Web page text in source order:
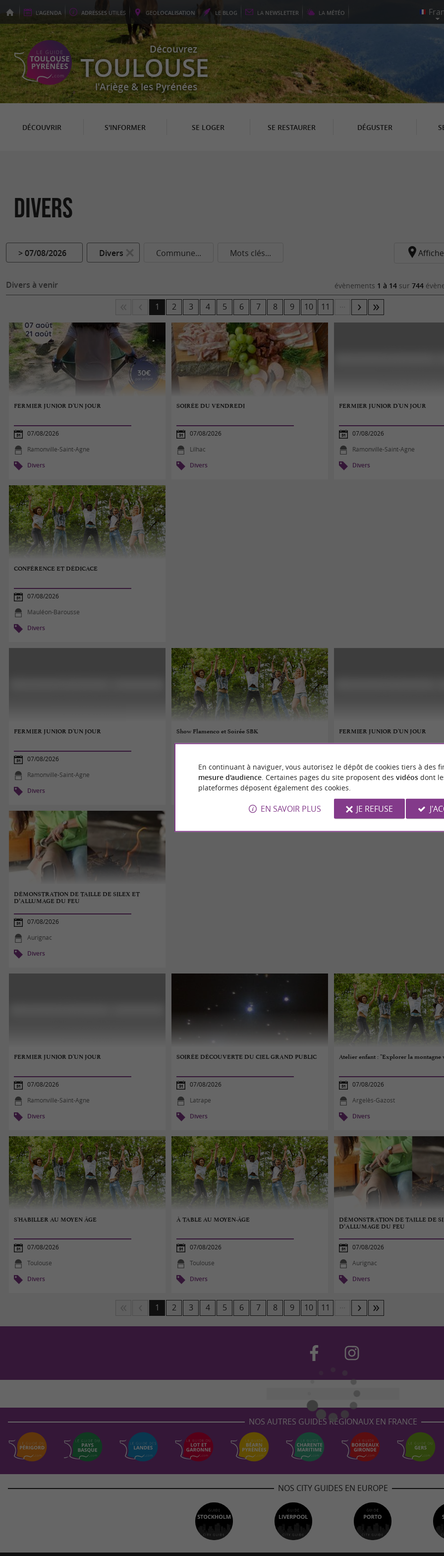
L'AGENDA ADRESSES UTILES GEOLOCALISATION LE BLOG LA NEWSLETTER LA MÉTÉO
Découvrez
TOULOUSE
l'Ariège & les Pyrénées
DÉCOUVRIR S'INFORMER SE LOGER SE RESTAURER DÉGUSTER
Divers
> 07/08/2026 Divers Commune... Mots clés...
Divers à venir évènements 1 à 14 sur 744
1 2 3 4 5 6 7 8 9 10 11
FERMIER JUNIOR D'UN JOUR
07/08/2026
Ramonville-Saint-Agne
Divers
SOIRÉE DU VENDREDI
07/08/2026
Lilhac
Divers
FERMIER JUNIOR D'UN JOUR
07/08/2026
Ramonville-Saint-Agne
Divers
CONFÉRENCE ET DÉDICACE
07/08/2026
Mauléon-Barousse
Divers
FERMIER JUNIOR D'UN JOUR
07/08/2026
Ramonville-Saint-Agne
Divers
Show Flamenco et Soirée SBK
Capvern
Divers
FERMIER JUNIOR D'UN JOUR
Ramonville-Saint-Agne
DÉMONSTRATION DE TAILLE DE SILEX ET
D’ALLUMAGE DU FEU
07/08/2026
Aurignac
Divers
FERMIER JUNIOR D'UN JOUR
07/08/2026
Ramonville-Saint-Agne
Divers
SOIRÉE DÉCOUVERTE DU CIEL GRAND PUBLIC
07/08/2026
Latrape
Divers
Atelier enfant : "Explorer la montagne
07/08/2026
Argelès-Gazost
Divers
S'HABILLER AU MOYEN ÂGE
07/08/2026
Toulouse
Divers
À TABLE AU MOYEN-ÂGE
07/08/2026
Toulouse
Divers
DÉMONSTRATION DE TAILLE DE
D’ALLUMAGE DU FEU
07/08/2026
Aurignac
Divers
1 2 3 4 5 6 7 8 9 10 11
NOS AUTRES GUIDES RÉGIONAUX EN FRANCE
NOS CITY GUIDES EN EUROPE
En continuant à naviguer, vous autorisez le dépôt de cookies tiers à des
mesure d'audience. Certaines pages du site proposent des vidéosdont
plateformes déposent également des cookies.
EN SAVOIR PLUS JE REFUSE